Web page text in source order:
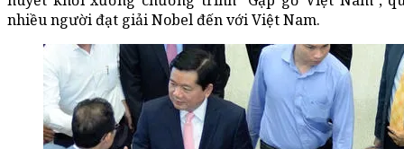
nhiều người đạt giải Nobel đến với Việt Nam.